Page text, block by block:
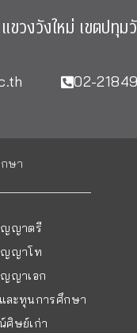
วงวังใหม่ เขตปทุม
02-
ษา
ญญาตรี
ญญาโท
ญาเอก
และทุนการศึกษา
ษย์เก่า